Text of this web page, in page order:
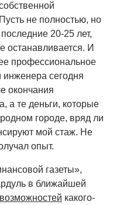
не полностью, но
20-25 лет,
останавливается. И
профессиональное
сегодня
окончания
а те деньги, которые
городе, вряд ли
мой стаж. Не
опыт.
газеты»,
в ближайшей
какого-